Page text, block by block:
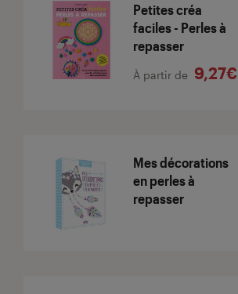
Petites créa
faciles - Perles à
repasser
À partir de 9,27€
Mes décorations
en perles à
repasser